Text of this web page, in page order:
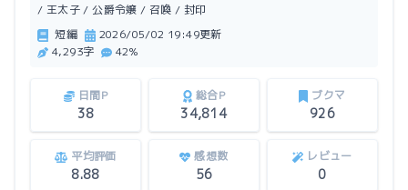
※残酷描写があるのでR15です。
この作品はアルファポリスにも掲載しています。
/ 王太子 / 公爵令嬢 / 召喚 / 封印
短編
2026/05/02 19:49更新
4,293字
42%
日間P
38
総合P
34,814
ブクマ
926
平均評価
8.88
感想数
56
レビュー
0